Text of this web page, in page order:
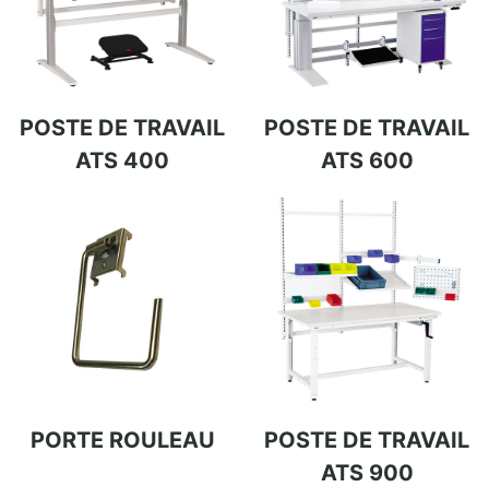
POSTE DE TRAVAIL
ATS 400
POSTE DE TRAVAIL
ATS 600
PORTE ROULEAU
POSTE DE TRAVAIL
ATS 900